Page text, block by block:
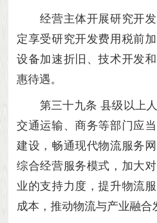
经营主体开展研究开发
定享受研究开发费用税前
设备加速折旧、技术开发
惠待遇。
第三十九条 县级以上
交通运输、商务等部门应
建设，畅通现代物流服务
综合经营服务模式，加大
业的支持力度，提升物流
成本，推动物流与产业融合